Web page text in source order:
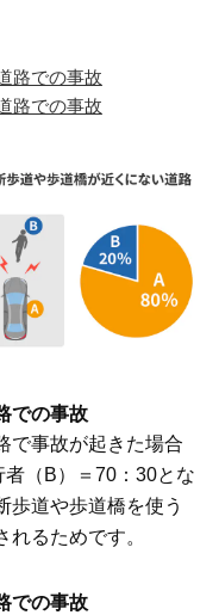
路での事故
路での事故
での事故
で事故が起きた場合
（B）＝70：30とな
歩道や歩道橋を使う
るためです。
での事故